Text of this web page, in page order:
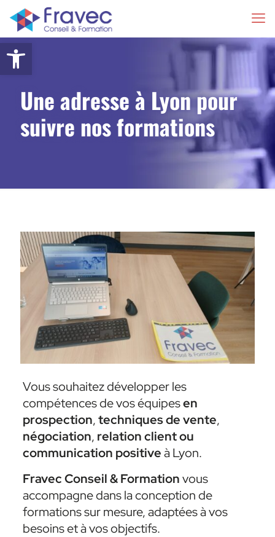
Ouvrir la barre d’outils
Une adresse à Lyon pour
suivre nos formations
Vous souhaitez développer les
compétences de vos équipesen
prospection,techniques de vente,
négociation, relation client ou
communication positiveà Lyon.
Fravec Conseil & Formationvous
accompagne dans la conception de
formations sur mesure, adaptées à vos
besoins et à vos objectifs.